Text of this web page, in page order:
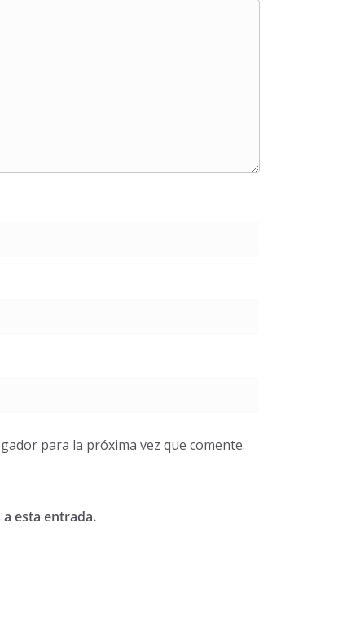
para la próxima vez que comente.
esta entrada.